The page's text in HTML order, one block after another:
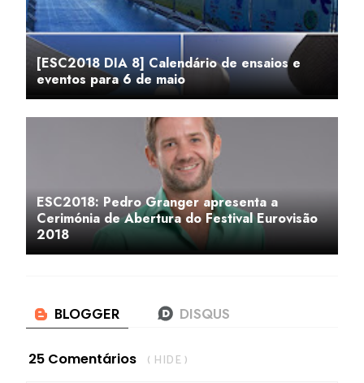
[ESC2018 DIA 8] Calendário de ensaios e
eventos para 6 de maio
ESC2018: Pedro Granger apresenta a
Cerimónia de Abertura do Festival Eurovisão
2018
25 Comentários ( HIDE )